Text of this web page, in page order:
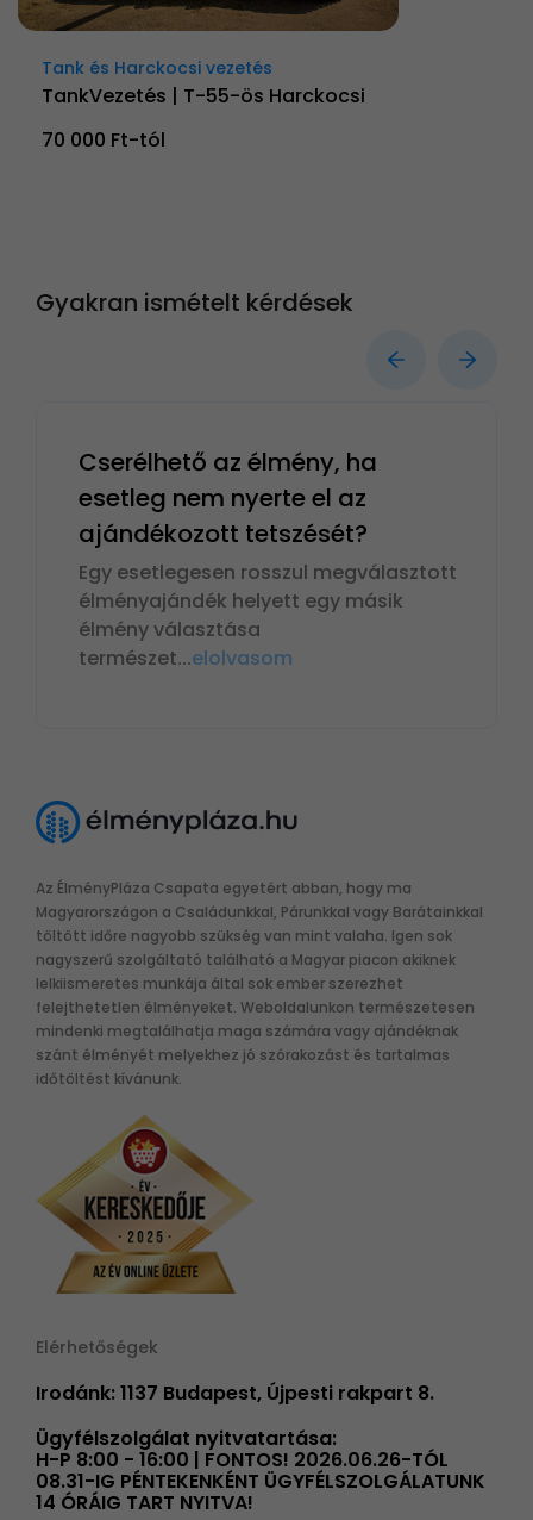
Tank és Harckocsi vezetés
TankVezetés | T-55-ös Harckocsi
70 000 Ft-tól
Gyakran ismételt kérdések
Cserélhető az élmény, ha
esetleg nem nyerte el az
ajándékozott tetszését?
Egy esetlegesen rosszul megválasztott
élményajándék helyett egy másik
élmény választása
természet...elolvasom
Az ÉlményPláza Csapata egyetért abban, hogy ma
Magyarországon a Családunkkal, Párunkkal vagy Barátainkkal
töltött időre nagyobb szükség van mint valaha. Igen sok
nagyszerű szolgáltató található a Magyar piacon akiknek
lelkiismeretes munkája által sok ember szerezhet
felejthetetlen élményeket. Weboldalunkon természetesen
mindenki megtalálhatja maga számára vagy ajándéknak
szánt élményét melyekhez jó szórakozást és tartalmas
időtöltést kívánunk.
Elérhetőségek
Irodánk: 1137 Budapest, Újpesti rakpart 8.
Ügyfélszolgálat nyitvatartása:
H-P 8:00 - 16:00 | FONTOS! 2026.06.26-TÓL
08.31-IG PÉNTEKENKÉNT ÜGYFÉLSZOLGÁLATUNK
14 ÓRÁIG TART NYITVA!